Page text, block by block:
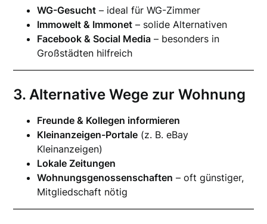
WG-Gesucht – ideal für WG-Zimmer
Immowelt & Immonet – solide Alternativen
Facebook & Social Media – besonders in
Großstädten hilfreich
3. Alternative Wege zur Wohnung
Freunde & Kollegen informieren
Kleinanzeigen-Portale (z. B. eBay
Kleinanzeigen)
Lokale Zeitungen
Wohnungsgenossenschaften – oft günstiger,
Mitgliedschaft nötig